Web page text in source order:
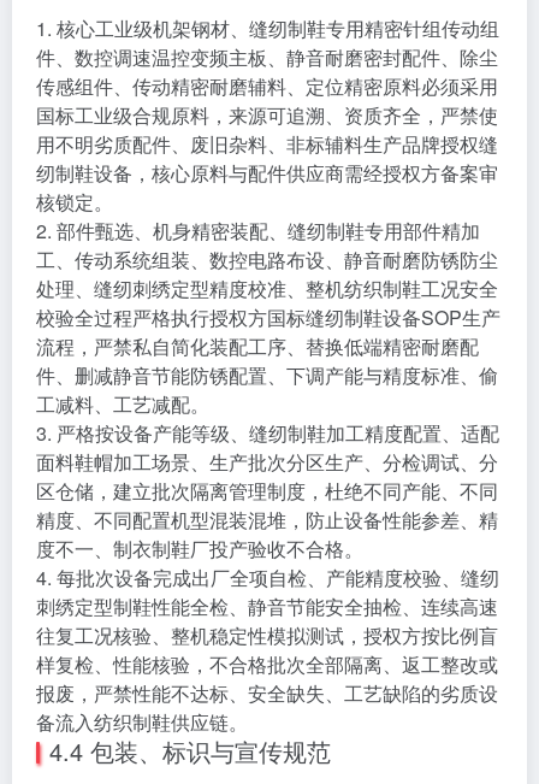
1. 核心工业级机架钢材、缝纫制鞋专用精密针组传动组
件、数控调速温控变频主板、静音耐磨密封配件、除尘
传感组件、传动精密耐磨辅料、定位精密原料必须采用
国标工业级合规原料，来源可追溯、资质齐全，严禁使
用不明劣质配件、废旧杂料、非标辅料生产品牌授权缝
纫制鞋设备，核心原料与配件供应商需经授权方备案审
核锁定。
2. 部件甄选、机身精密装配、缝纫制鞋专用部件精加
工、传动系统组装、数控电路布设、静音耐磨防锈防尘
处理、缝纫刺绣定型精度校准、整机纺织制鞋工况安全
校验全过程严格执行授权方国标缝纫制鞋设备SOP生产
流程，严禁私自简化装配工序、替换低端精密耐磨配
件、删减静音节能防锈配置、下调产能与精度标准、偷
工减料、工艺减配。
3. 严格按设备产能等级、缝纫制鞋加工精度配置、适配
面料鞋帽加工场景、生产批次分区生产、分检调试、分
区仓储，建立批次隔离管理制度，杜绝不同产能、不同
精度、不同配置机型混装混堆，防止设备性能参差、精
度不一、制衣制鞋厂投产验收不合格。
4. 每批次设备完成出厂全项自检、产能精度校验、缝纫
刺绣定型制鞋性能全检、静音节能安全抽检、连续高速
往复工况核验、整机稳定性模拟测试，授权方按比例盲
样复检、性能核验，不合格批次全部隔离、返工整改或
报废，严禁性能不达标、安全缺失、工艺缺陷的劣质设
备流入纺织制鞋供应链。
4.4 包装、标识与宣传规范